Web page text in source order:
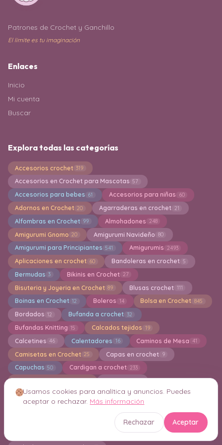
Patrones de Crochet y Ganchillo
El límite es tu imaginación
Enlaces
Inicio
Mi cuenta
Buscar
Explora todas las categorías
Accesorios crochet 319
Accesorios en Crochet para Mascotas 57
Accesorios para bebes 61 Accesorios para niñas 60
Adornos en Crochet 20 Agarraderas en crochet 21
Alfombras en Crochet 99 Almohadones 248
Amigurumi Gnomo 20 Amigurumi Navideño 80
Amigurumi para Principiantes 541 Amigurumis 2493
Aplicaciones en crochet 60 Bandoleras en crochet 5
Bermudas 3 Bikinis en Crochet 27
Bisuteria y Joyeria en Crochet 89 Blusas crochet 111
Boinas en Crochet 12 Boleros 14 Bolsa en Crochet 845
Bordados 12 Bufanda a crochet 32
Bufandas Knitting 15 Calcados tejidos 19
Calcetines 46 Calentadores 16 Caminos de Mesa 41
Camisetas en Crochet 25 Capas en crochet 9
Capuchas 50 Cardigan a crochet 233
Carpetas en crochet 293 Carteras 41
Centro de Mesa Decorativos a crochet 48
Cestas de almacenamiento Chal a Crochet
Chandal a crochet
Cojines 102
Usamos cookies para analítica y anuncios. Puedes
aceptar o rechazar. Más información
Rechazar Aceptar